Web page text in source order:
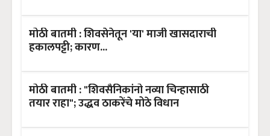
मोठी बातमी : शिवसेनेतून 'या' माजी खासदाराची
हकालपट्टी; कारण...
मोठी बातमी : "शिवसैनिकांनो नव्या चिन्हासाठी
तयार राहा"; उद्धव ठाकरेंचे मोठे विधान